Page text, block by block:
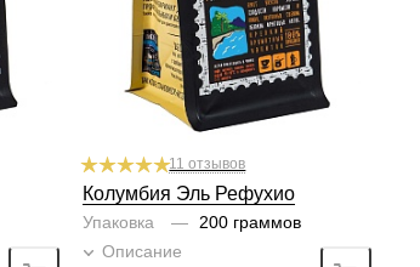
1 2 3 4 5 6
Плотность
1
3 4 5 6
5/6
Крепость
1 2 3 4 5 6
5/6
11 отзывов
Колумбия Эль Рефухио
Упаковка —
200 граммов
Описание